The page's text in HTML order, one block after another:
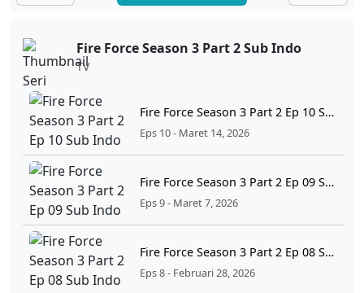
Fire Force Season 3 Part 2 Sub Indo
TV
Fire Force Season 3 Part 2 Ep 10 Sub Indo
Eps 10 - Maret 14, 2026
Fire Force Season 3 Part 2 Ep 09 Sub Indo
Eps 9 - Maret 7, 2026
Fire Force Season 3 Part 2 Ep 08 Sub Indo
Eps 8 - Februari 28, 2026